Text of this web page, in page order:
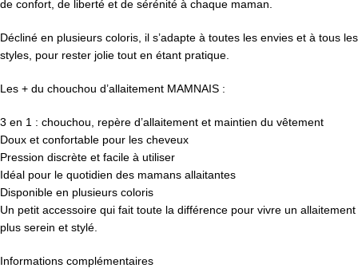
de confort, de liberté et de sérénité à chaque maman.
Décliné en plusieurs coloris, il s’adapte à toutes les envies et à tous les
styles, pour rester jolie tout en étant pratique.
Les + du chouchou d’allaitement MAMNAIS :
3 en 1 : chouchou, repère d’allaitement et maintien du vêtement
Doux et confortable pour les cheveux
Pression discrète et facile à utiliser
Idéal pour le quotidien des mamans allaitantes
Disponible en plusieurs coloris
Un petit accessoire qui fait toute la différence pour vivre un allaitement
plus serein et stylé.
Informations complémentaires